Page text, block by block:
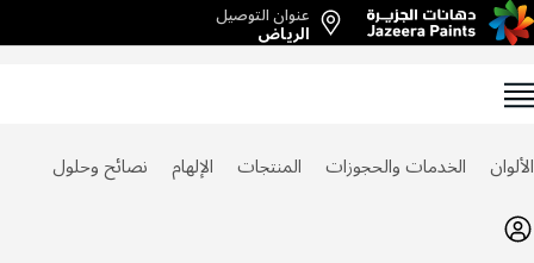
Skip
to
Content
عنوان التوصيل
الرياض
الألوان الخدمات والحجوزات المنتجات الإلهام نصائح وحلول